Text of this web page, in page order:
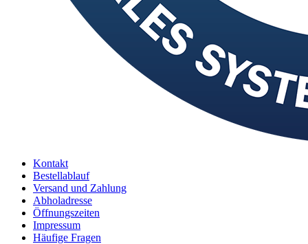
Kontakt
Bestellablauf
Versand und Zahlung
Abholadresse
Öffnungszeiten
Impressum
Häufige Fragen